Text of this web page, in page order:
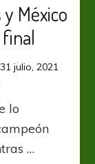
México
31 julio, 2021
Unidos
y
lo
…